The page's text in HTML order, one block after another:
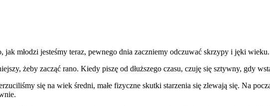
jak młodzi jesteśmy teraz, pewnego dnia zaczniemy odczuwać skrzypy i jęki wieku.
żeby zacząć rano. Kiedy piszę od dłuższego czasu, czuję się sztywny, gdy
się na wiek średni, małe fizyczne skutki starzenia się zlewają się. Na